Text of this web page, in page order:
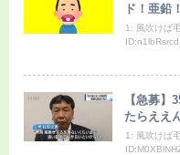
ド！亜鉛
1: 風吹けば
【急募
たらええ
1: 風吹けば